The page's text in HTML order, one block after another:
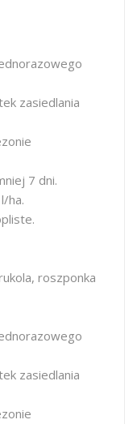
zasiedlania
7 dni.
ha.
roszponka
zasiedlania